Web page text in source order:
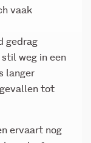
vaak
gedrag
weg in een
langer
tot
ervaart nog